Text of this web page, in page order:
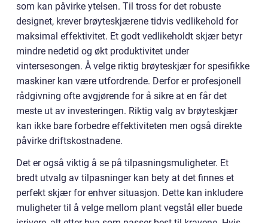
som kan påvirke ytelsen. Til tross for det robuste
designet, krever brøyteskjærene tidvis vedlikehold for
maksimal effektivitet. Et godt vedlikeholdt skjær betyr
mindre nedetid og økt produktivitet under
vintersesongen. Å velge riktig brøyteskjær for spesifikke
maskiner kan være utfordrende. Derfor er profesjonell
rådgivning ofte avgjørende for å sikre at en får det
meste ut av investeringen. Riktig valg av brøyteskjær
kan ikke bare forbedre effektiviteten men også direkte
påvirke driftskostnadene.
Det er også viktig å se på tilpasningsmuligheter. Et
bredt utvalg av tilpasninger kan bety at det finnes et
perfekt skjær for enhver situasjon. Dette kan inkludere
muligheter til å velge mellom plant vegstål eller buede